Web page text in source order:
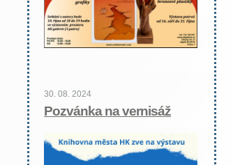
30. 08. 2024
Pozvánka na vernisáž